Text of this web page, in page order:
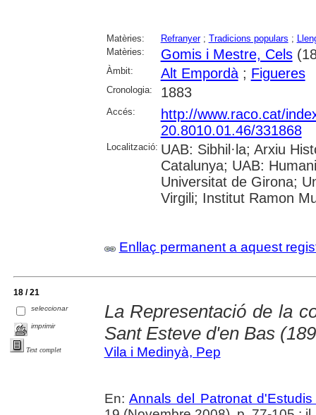
Matèries: Refranyer; Tradicions populars ;
Matèries:
Gomis i Mestre, Cels
Àmbit: Alt Empordà; Figueres
Cronologia: 1883
Accés:
http://www.raco.cat/
20.8010.01.46/331868
Localització: UAB: Sibhil·la; Arxiu
Catalunya; UAB:
Universitat de Girona;
Virgili; Institut Ramon
Enllaç permanent a aquest
18 / 21
seleccionar
imprimir
Text complet
La Representació de la
Sant Esteve d'en Bas
Vila i Medinyà, Pep
En: Annals del Patronat